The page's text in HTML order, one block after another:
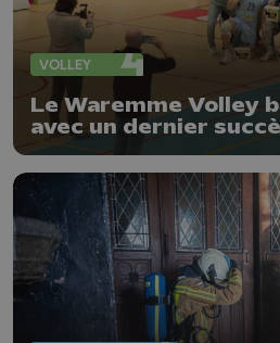
VOLLEY
Le Waremme Volley
avec un dernier